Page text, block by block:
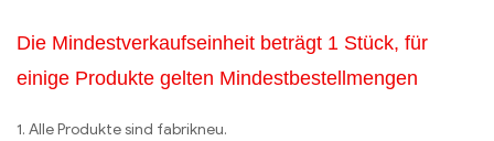
Die Mindestverkaufseinheit beträgt 1 Stück, für
einige Produkte gelten Mindestbestellmengen
1. Alle Produkte sind fabrikneu.